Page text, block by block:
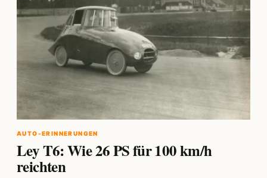
AUTO-ERINNERUNGEN
Ley T6: Wie 26 PS für 100 km/h
reichten